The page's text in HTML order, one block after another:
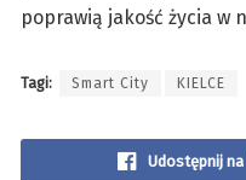
poprawią jakość życia w
Tagi: Smart City KIELCE
Udostępnij